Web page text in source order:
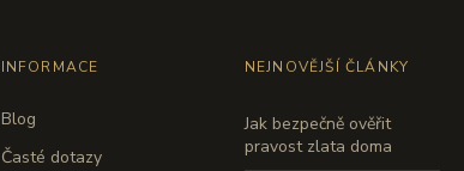
INFORMACE
Blog
Časté dotazy
NEJNOVĚJŠÍ ČLÁNKY
Jak bezpečně ověřit
pravost zlata doma